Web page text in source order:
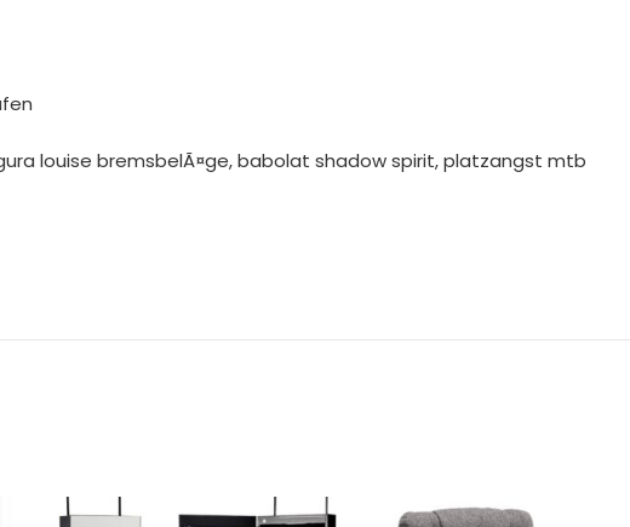
louise bremsbelÃ¤ge, babolat shadow spirit, platzangst mtb